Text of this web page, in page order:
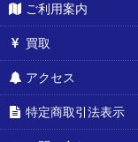
ご利用案内
買取
アクセス
特定商取引法表示